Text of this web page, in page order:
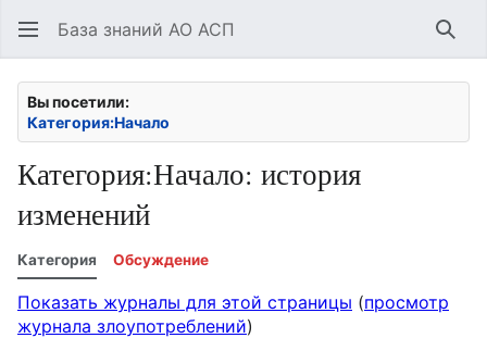
База знаний АО АСП
Вы посетили:
Категория:Начало
Категория:Начало: история
изменений
Категория Обсуждение
Показать журналы для этой страницы (просмотр
журнала злоупотреблений)